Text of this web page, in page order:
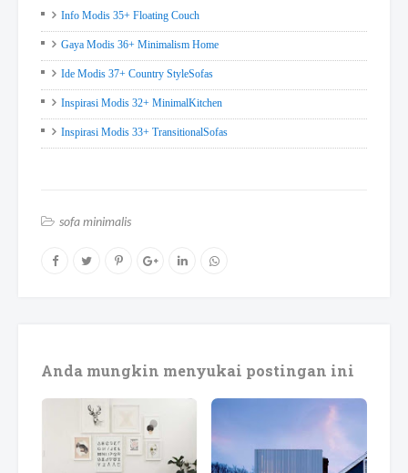
Info Modis 35+ Floating Couch
Gaya Modis 36+ Minimalism Home
Ide Modis 37+ Country StyleSofas
Inspirasi Modis 32+ MinimalKitchen
Inspirasi Modis 33+ TransitionalSofas
sofa minimalis
Anda mungkin menyukai postingan ini